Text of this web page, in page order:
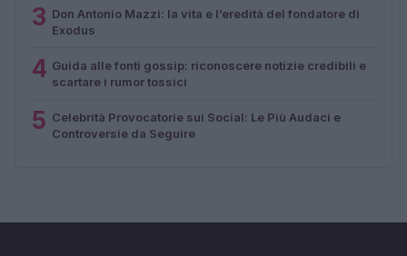
3 Don Antonio Mazzi: la vita e l’eredità del fondatore di
Exodus
4 Guida alle fonti gossip: riconoscere notizie credibili e
scartare i rumor tossici
5 Celebrità Provocatorie sui Social: Le Più Audaci e
Controversie da Seguire